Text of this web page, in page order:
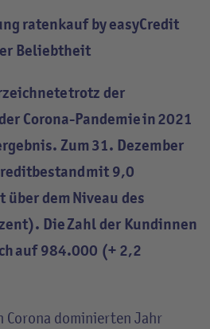
ratenkauf by easyCredit
Beliebtheit
trotz der
Corona-Pandemie in 2021
Zum 31. Dezember
mit 9,0
dem Niveau des
Die Zahl der Kundinnen
auf 984.000 (+ 2,2
Corona dominierten Jahr